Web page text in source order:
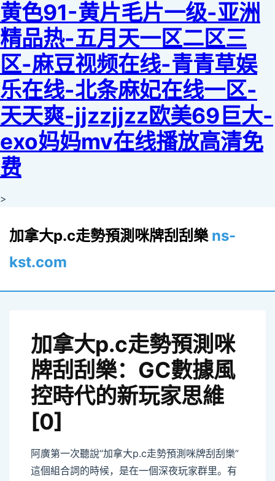
黄色91-黄片毛片一级-亚洲
精品热-五月天一区二区三
区-麻豆视频在线-青青草娱
乐在线-北条麻妃在线一区-
天天爽-jjzzjjzz欧美69巨大-
exo妈妈mv在线播放高清免
费
>
加拿大p.c走勢預測咪牌刮刮樂 ns-
kst.com
加拿大p.c走勢預測咪
牌刮刮樂：GC數據風
控時代的新玩家思維
[0]
monitor
阿廣第一次聽說“加拿大p.c走勢預測咪牌刮刮樂”
這個組合詞的時候，是在一個深夜玩家群里。有